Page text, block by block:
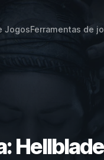
JogosFerramentas de